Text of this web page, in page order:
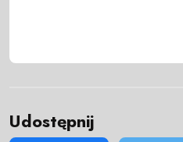
Udostępnij